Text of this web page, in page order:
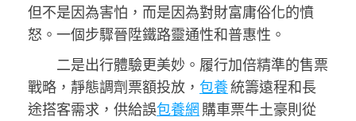
但不是因為害怕，而是因為對財富庸俗化的憤
怒。一個步驟晉陞鐵路靈通性和普惠性。
二是出行體驗更美妙。履行加倍精準的售票
戰略，靜態調劑票額投放， 包養統籌遠程和長
途搭客需求，供給誤包養網 購車票牛土豪則從